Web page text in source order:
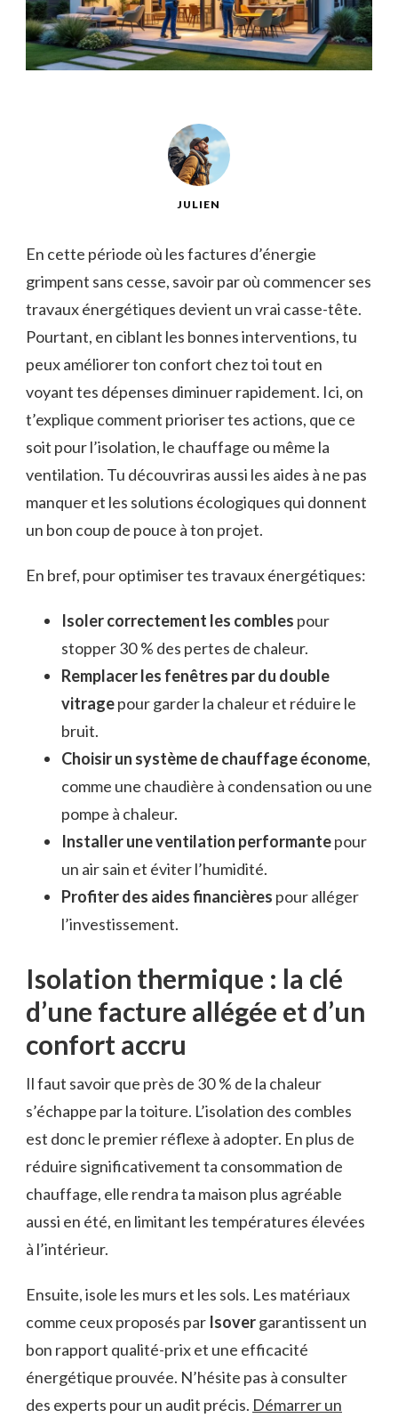
JULIEN
En cette période où les factures d’énergie
grimpent sans cesse, savoir par où commencer ses
travaux énergétiques devient un vrai casse-tête.
Pourtant, en ciblant les bonnes interventions, tu
peux améliorer ton confort chez toi tout en
voyant tes dépenses diminuer rapidement. Ici, on
t’explique comment prioriser tes actions, que ce
soit pour l’isolation, le chauffage ou même la
ventilation. Tu découvriras aussi les aides à ne pas
manquer et les solutions écologiques qui donnent
un bon coup de pouce à ton projet.
En bref, pour optimiser tes travaux énergétiques:
Isoler correctement les combles pour
stopper 30 % des pertes de chaleur.
Remplacer les fenêtres par du double
vitragepour garder la chaleur et réduire le
bruit.
Choisir un système de chauffage économe,
comme une chaudière à condensation ou une
pompe à chaleur.
Installer une ventilation performantepour
un air sain et éviter l’humidité.
Profiter des aides financières pour alléger
l’investissement.
Isolation thermique : la clé
d’une facture allégée et d’un
confort accru
Il faut savoir que près de 30 % de la chaleur
s’échappe par la toiture. L’isolation des combles
est donc le premier réflexe à adopter. En plus de
réduire significativement ta consommation de
chauffage, elle rendra ta maison plus agréable
aussi en été, en limitant les températures élevées
à l’intérieur.
Ensuite, isole les murs et les sols. Les matériaux
comme ceux proposés par Isovergarantissent un
bon rapport qualité-prix et une efficacité
énergétique prouvée. N’hésite pas à consulter
des experts pour un audit précis. Démarrer un